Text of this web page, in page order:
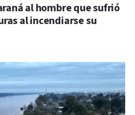
al hombre que sufrió
al incendiarse su